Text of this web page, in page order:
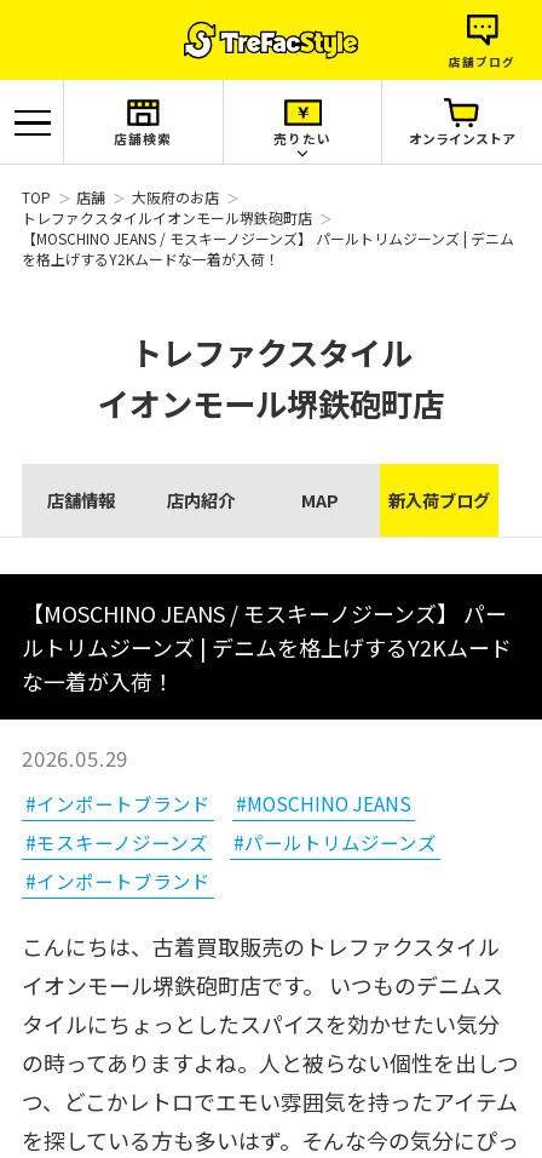
店舗ブログ
店舗検索 売りたい オンラインストア
TOP 店舗
大阪府のお店
トレファクスタイルイオンモール堺鉄砲町店
【MOSCHINO JEANS / モスキーノジーンズ】 パールトリムジーンズ | デニム
を格上げするY2Kムードな一着が入荷！
トレファクスタイル
イオンモール堺鉄砲町店
店舗情報 店内紹介 MAP 新入荷ブログ
【MOSCHINO JEANS / モスキーノジーンズ】 パー
ルトリムジーンズ | デニムを格上げするY2Kムード
な一着が入荷！
2026.05.29
#インポートブランド
#MOSCHINO JEANS
#モスキーノジーンズ
#パールトリムジーンズ
#インポートブランド
こんにちは、古着買取販売のトレファクスタイル
イオンモール堺鉄砲町店です。 いつものデニムス
タイルにちょっとしたスパイスを効かせたい気分
の時ってありますよね。人と被らない個性を出しつ
つ、どこかレトロでエモい雰囲気を持ったアイテム
を探している方も多いはず。そんな今の気分にぴっ